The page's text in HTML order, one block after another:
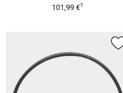
101,99 €1